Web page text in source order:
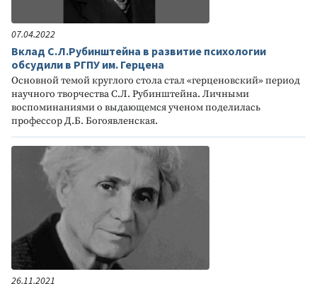
07.04.2022
Вклад С.Л.Рубинштейна в развитие психологии
обсудили в РГПУ им. Герцена
Основной темой круглого стола стал «герценовский» период
научного творчества С.Л. Рубинштейна. Личными
воспоминаниями о выдающемся ученом поделилась
профессор Д.Б. Богоявленская.
26.11.2021